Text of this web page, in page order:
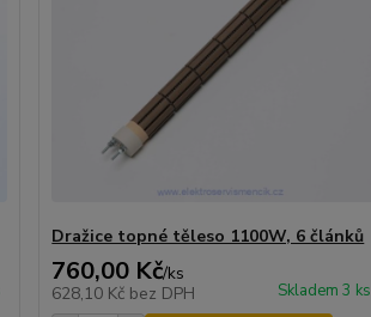
Dražice topné těleso 1100W, 6 článků
760,00 Kč/ks
628,10 Kč bez DPH Skladem 3 ks